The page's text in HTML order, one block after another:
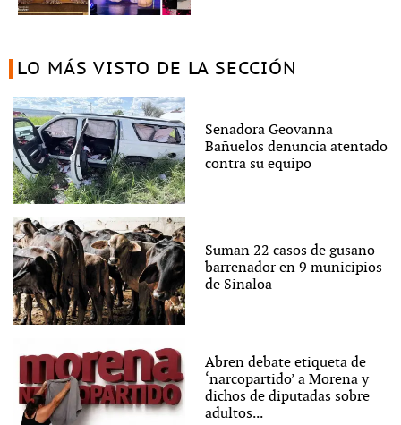
LO MÁS VISTO DE LA SECCIÓN
Senadora Geovanna
Bañuelos denuncia atentado
contra su equipo
Suman 22 casos de gusano
barrenador en 9 municipios
de Sinaloa
Abren debate etiqueta de
‘narcopartido’ a Morena y
dichos de diputadas sobre
adultos...